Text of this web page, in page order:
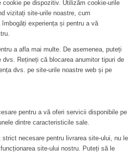
pe dispozitiv. Utilizăm cookie-urile
vizitați site-urile noastre, cum
experiența și pentru a vă
a afla mai multe. De asemenea, puteți
Rețineți că blocarea anumitor tipuri de
dvs. pe site-urile noastre web și pe
pentru a vă oferi servicii disponibile pe
dintre caracteristicile sale.
necesare pentru livrarea site-ului, nu le
site-ului nostru. Puteți să le